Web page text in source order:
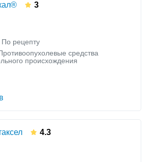
3
По рецепту
средства
происхождения
4.3